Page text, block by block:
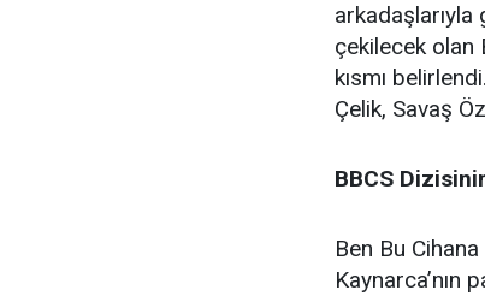
çekilecek olan
kısmı
Çelik, Savaş
BBCS
Ben Bu
Kaynarca’nın